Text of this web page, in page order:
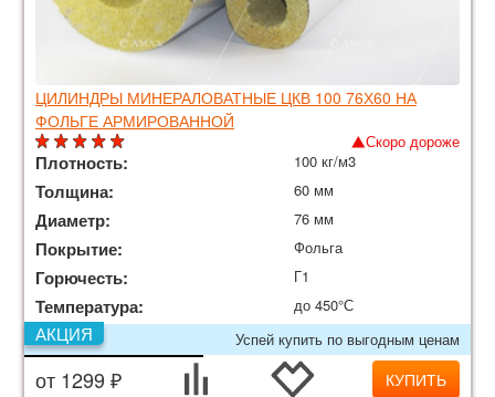
ЦИЛИНДРЫ МИНЕРАЛОВАТНЫЕ ЦКВ 100 76Х60 НА
ФОЛЬГЕ АРМИРОВАННОЙ
Скоро дороже
Плотность: 100 кг/м3
Толщина: 60 мм
Диаметр: 76 мм
Покрытие: Фольга
Горючесть: Г1
Температура:
до 450°С
Успей купить по выгодным ценам
АКЦИЯ
от 1299 ₽ КУПИТЬ